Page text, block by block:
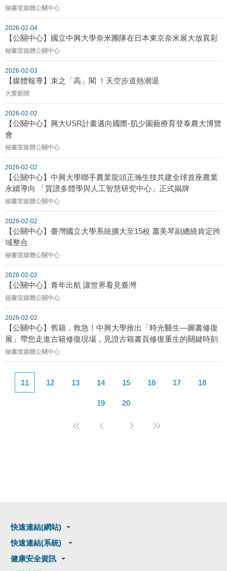
秘書室媒體公關中心
2026-02-04
【公關中心】國立中興大學奈米團隊在日本東京奈米展大放異彩
秘書室媒體公關中心
2026-02-03
【媒體報導】束之「高」閣 ！天空步道熱潮退
大愛新聞
2026-02-02
【公關中心】興大USR計畫邁向國際-肌少園藝療育登泰農大博覽
會
秘書室媒體公關中心
2026-02-02
【公關中心】中興大學聯手農業龍頭正瀚生技共建全球首座農業
永續導向 「質譜多體學與人工智慧研究中心」正式揭牌
秘書室媒體公關中心
2026-02-02
【公關中心】臺灣國立大學系統擴大至15校 蕭美琴副總統肯定跨
域整合
秘書室媒體公關中心
2026-02-02
【公關中心】青年出航 讓世界看見臺灣
秘書室媒體公關中心
2026-02-02
【公關中心】舊籍，救急！中興大學推出「時光醫生—圖書修復
展」帶您走進古籍修復現場，見證古籍書頁修復重生的關鍵時刻
秘書室媒體公關中心
11 12 13 14 15 16 17 18
19 20
快速連結(網站)
快速連結(系統)
健康安全資訊